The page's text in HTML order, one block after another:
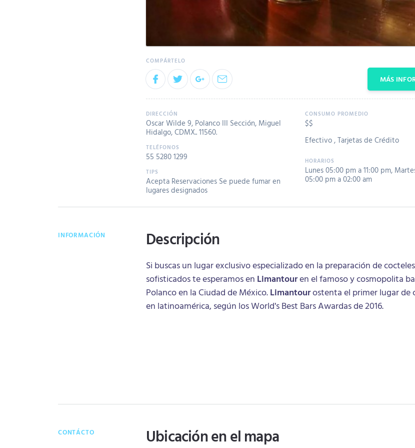
MÁS
Oscar Wilde 9, Polanco III Sección, Miguel
Hidalgo, CDMX.. 11560.
55 5280 1299
Acepta Reservaciones Se puede fumar en
lugares designados
$$
Efectivo,Tarjetas de Crédito
Lunes 05:00 pm a 11:00 pm,
05:00 pm a 02:00 am
INFORMACIÓN Descripción
Si buscas un lugar exclusivo especializado en la preparación de cocteles
sofisticados te esperamos en Limantouren el famoso y cosmopolita
Polanco en la Ciudad de México.Limantourostenta el primer lugar de
en latinoamérica, según los World's Best Bars Awardas de 2016.
CONTÁCTO Ubicación en el mapa